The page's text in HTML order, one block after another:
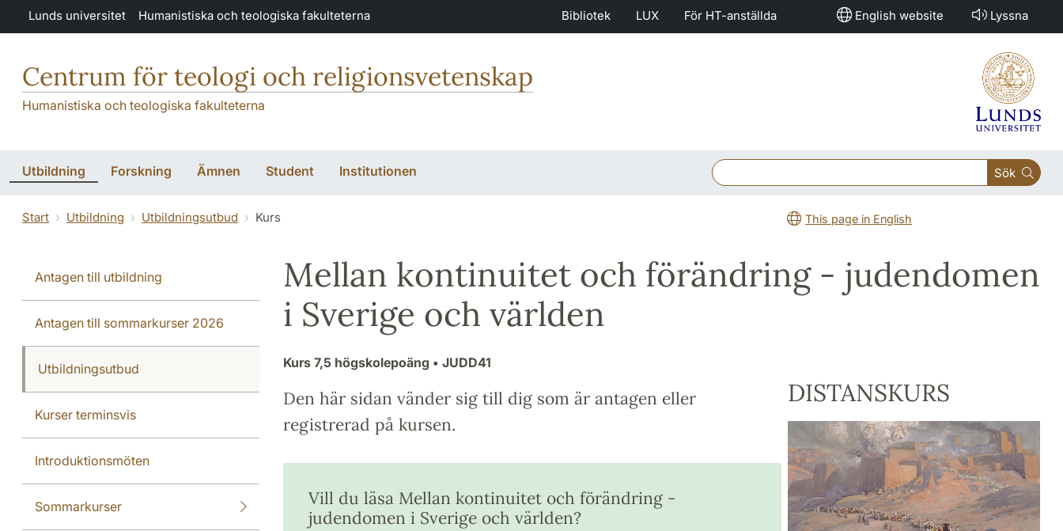
Hoppa till huvudinnehåll
Lunds universitet Humanistiska och teologiska fakulteterna Bibliotek LUX För HT-anställda English website Lyssna
Centrum för teologi och religionsvetenskap
Humanistiska och teologiska fakulteterna
Utbildning Forskning Ämnen Student Institutionen Sök
Start Utbildning Utbildningsutbud Kurs This page in English
Antagen till utbildning
Antagen till sommarkurser 2026
Utbildningsutbud
Kurser terminsvis
Introduktionsmöten
Sommarkurser
Mellan kontinuitet och förändring - judendomen
i Sverige och världen
Kurs 7,5 högskolepoäng • JUDD41
Den här sidan vänder sig till dig som är antagen eller
registrerad på kursen.
Vill du läsa Mellan kontinuitet och förändring -
judendomen i Sverige och världen?
DISTANSKURS